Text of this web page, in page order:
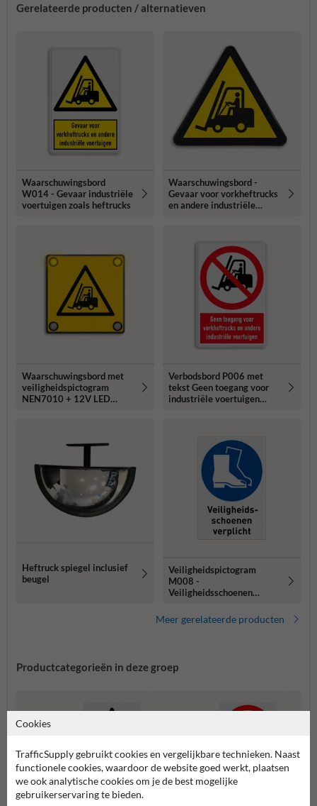
Gerelateerde producten / alternatieven
Waarschuwingsbord
W014 - Gevaar industriële
voertuigen zoals heftrucks
Waarschuwingsbord -
Gevaar voor vorkheftrucks
en andere industriële
Waarschuwingsbord met
veiligheidspictogram
NEN7010 + 12V LED
Verbodsbord P006 met
tekst Geen toegang voor
industriële voertuigen
Heftruck spiegel inclusief
beugel
Veiligheidspictogram
M008 -
Veiligheidsschoenen
reflecterend
Meer gerelateerde producten
Productcategorieën in deze groep
Cookies
TrafficSupply gebruikt cookies en vergelijkbare technieken. Naast
functionele cookies, waardoor de website goed werkt, plaatsen
we ook analytische cookies om je de best mogelijke
gebruikerservaring te bieden.